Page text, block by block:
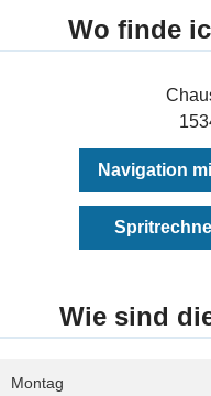
Wo finde
Navigation
Wie sind
Montag